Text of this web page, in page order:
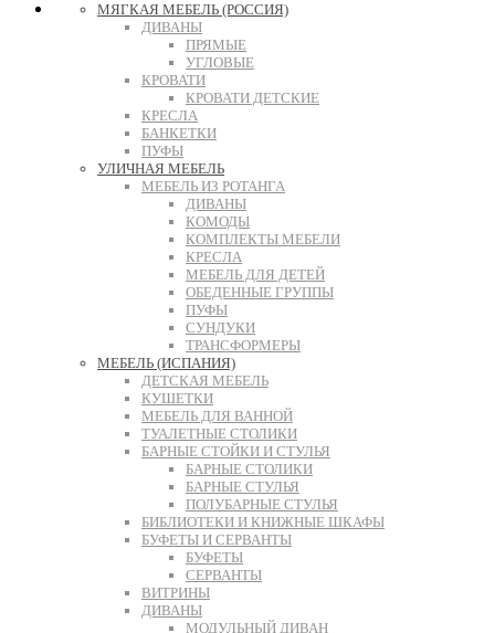
МЯГКАЯ МЕБЕЛЬ (РОССИЯ)
ДИВАНЫ
ПРЯМЫЕ
УГЛОВЫЕ
КРОВАТИ
КРОВАТИ ДЕТСКИЕ
КРЕСЛА
БАНКЕТКИ
ПУФЫ
УЛИЧНАЯ МЕБЕЛЬ
МЕБЕЛЬ ИЗ РОТАНГА
ДИВАНЫ
КОМОДЫ
КОМПЛЕКТЫ МЕБЕЛИ
КРЕСЛА
МЕБЕЛЬ ДЛЯ ДЕТЕЙ
ОБЕДЕННЫЕ ГРУППЫ
ПУФЫ
СУНДУКИ
ТРАНСФОРМЕРЫ
МЕБЕЛЬ (ИСПАНИЯ)
ДЕТСКАЯ МЕБЕЛЬ
КУШЕТКИ
МЕБЕЛЬ ДЛЯ ВАННОЙ
ТУАЛЕТНЫЕ СТОЛИКИ
БАРНЫЕ СТОЙКИ И СТУЛЬЯ
БАРНЫЕ СТОЛИКИ
БАРНЫЕ СТУЛЬЯ
ПОЛУБАРНЫЕ СТУЛЬЯ
БИБЛИОТЕКИ И КНИЖНЫЕ ШКАФЫ
БУФЕТЫ И СЕРВАНТЫ
БУФЕТЫ
СЕРВАНТЫ
ВИТРИНЫ
ДИВАНЫ
МОДУЛЬНЫЙ ДИВАН